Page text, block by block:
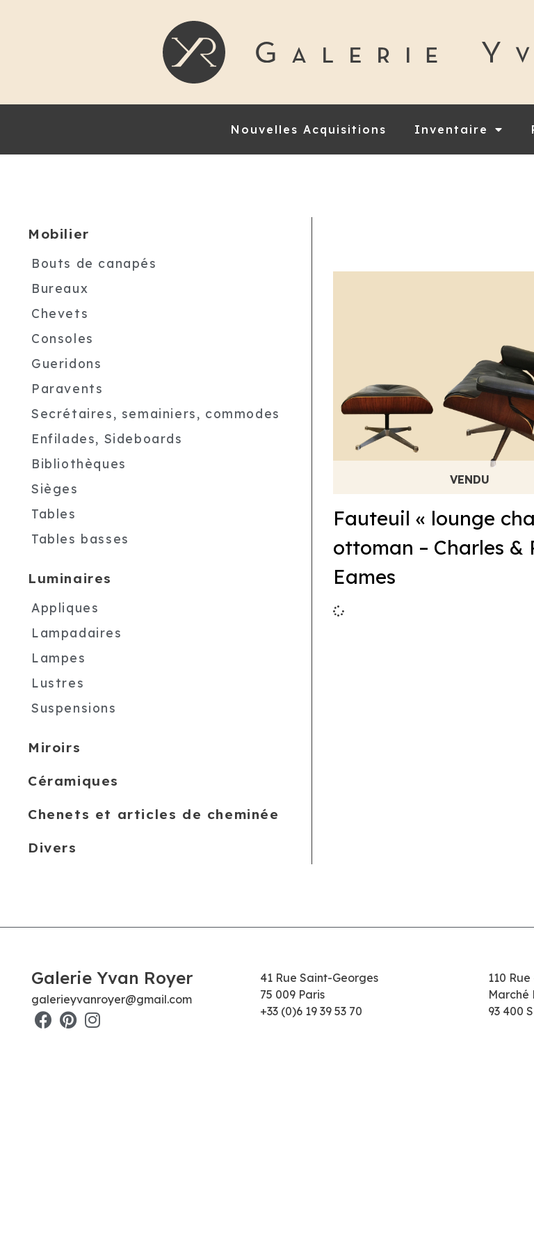
Nouvelles Acquisitions Inventaire
Mobilier
Bouts de canapés
Bureaux
Chevets
Consoles
Gueridons
Paravents
Secrétaires, semainiers, commodes
Enfilades, Sideboards
Bibliothèques
Sièges
Tables
Tables basses
Luminaires
Appliques
Lampadaires
Lampes
Lustres
Suspensions
Miroirs
Céramiques
Chenets et articles de cheminée
Divers
Fauteuil « lounge
ottoman – Charles &
Eames
Galerie Yvan Royer
galerieyvanroyer@gmail.com
41 Rue Saint-Georges
75 009 Paris
+33 (0)6 19 39 53 70
110
Marché
93 400